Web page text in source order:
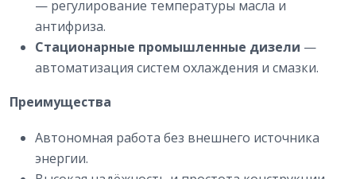
— регулирование температуры масла и
антифриза.
Стационарные промышленные дизели —
автоматизация систем охлаждения и смазки.
Преимущества
Автономная работа без внешнего источника
энергии.